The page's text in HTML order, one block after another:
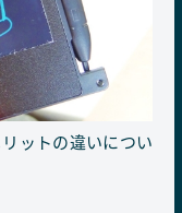
ットの違いについ